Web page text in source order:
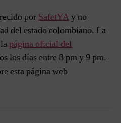
por SafetYAy no
del estado colombiano. La
página oficial del
los días entre 8 pm y 9 pm.
esta página web